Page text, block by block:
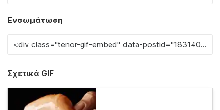
Ενσωμάτωση
Σχετικά GIF